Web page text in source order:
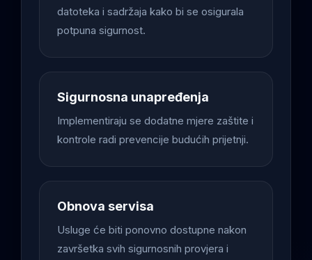
datoteka i sadržaja kako bi se osigurala
potpuna sigurnost.
Sigurnosna unapređenja
Implementiraju se dodatne mjere zaštite i
kontrole radi prevencije budućih prijetnji.
Obnova servisa
Usluge će biti ponovno dostupne nakon
završetka svih sigurnosnih provjera i